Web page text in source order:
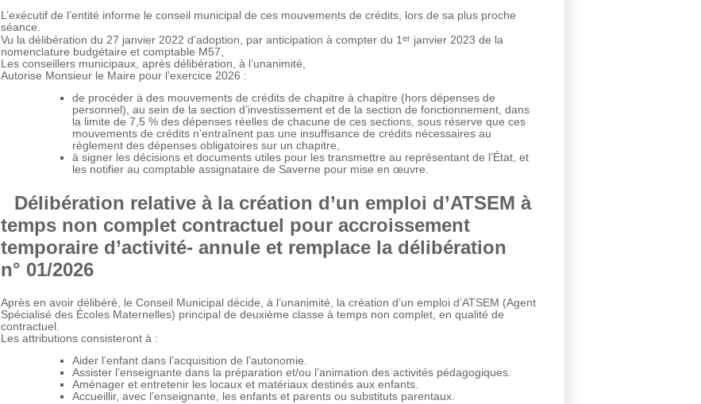
L’exécutif de l’entité informe le conseil municipal de ces mouvements de crédits, lors de sa plus proche
séance.
Vu la délibération du 27 janvier 2022 d’adoption, par anticipation à compter du 1 er janvier 2023 de la
nomenclature budgétaire et comptable M57,
Les conseillers municipaux, après délibération, à l’unanimité,
Autorise Monsieur le Maire pour l’exercice 2026 :
de procéder à des mouvements de crédits de chapitre à chapitre (hors dépenses de
personnel), au sein de la section d’investissement et de la section de fonctionnement, dans
la limite de 7,5 % des dépenses réelles de chacune de ces sections, sous réserve que ces
mouvements de crédits n’entraînent pas une insuffisance de crédits nécessaires au
règlement des dépenses obligatoires sur un chapitre,
à signer les décisions et documents utiles pour les transmettre au représentant de l’État, et
les notifier au comptable assignataire de Saverne pour mise en œuvre.
Délibération relative à la création d’un emploi d’ATSEM à
temps non complet contractuel pour accroissement
temporaire d’activité- annule et remplace la délibération
n° 01/2026
Après en avoir délibéré, le Conseil Municipal décide, à l’unanimité, la création d’un emploi d’ATSEM (Agent
Spécialisé des Écoles Maternelles) principal de deuxième classe à temps non complet, en qualité de
contractuel.
Les attributions consisteront à :
Aider l’enfant dans l’acquisition de l’autonomie.
Assister l’enseignante dans la préparation et/ou l’animation des activités pédagogiques.
Aménager et entretenir les locaux et matériaux destinés aux enfants.
Accueillir, avec l’enseignante, les enfants et parents ou substituts parentaux.